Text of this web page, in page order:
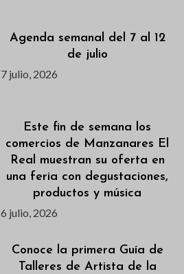
Agenda semanal del 7 al 12
de julio
7 julio, 2026
Este fin de semana los
comercios de Manzanares El
Real muestran su oferta en
una feria con degustaciones,
productos y música
6 julio, 2026
Conoce la primera Guía de
Talleres de Artista de la